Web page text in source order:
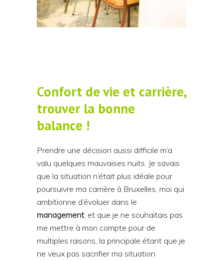
Confort de vie et carrière,
trouver la bonne
balance !
Prendre une décision aussi difficile m’a
valu quelques mauvaises nuits. Je savais
que la situation n’était plus idéale pour
poursuivre ma carrière à Bruxelles, moi qui
ambitionne d’évoluer dans le
management, et que je ne souhaitais pas
me mettre à mon compte pour de
multiples raisons, la principale étant que je
ne veux pas sacrifier ma situation